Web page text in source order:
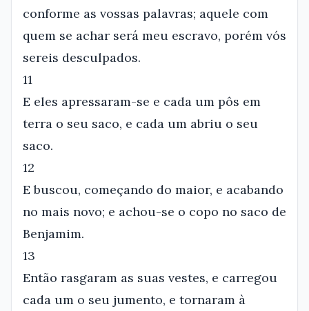
conforme as vossas palavras; aquele com
quem se achar será meu escravo, porém vós
sereis desculpados.
11
E eles apressaram-se e cada um pôs em
terra o seu saco, e cada um abriu o seu
saco.
12
E buscou, começando do maior, e acabando
no mais novo; e achou-se o copo no saco de
Benjamim.
13
Então rasgaram as suas vestes, e carregou
cada um o seu jumento, e tornaram à